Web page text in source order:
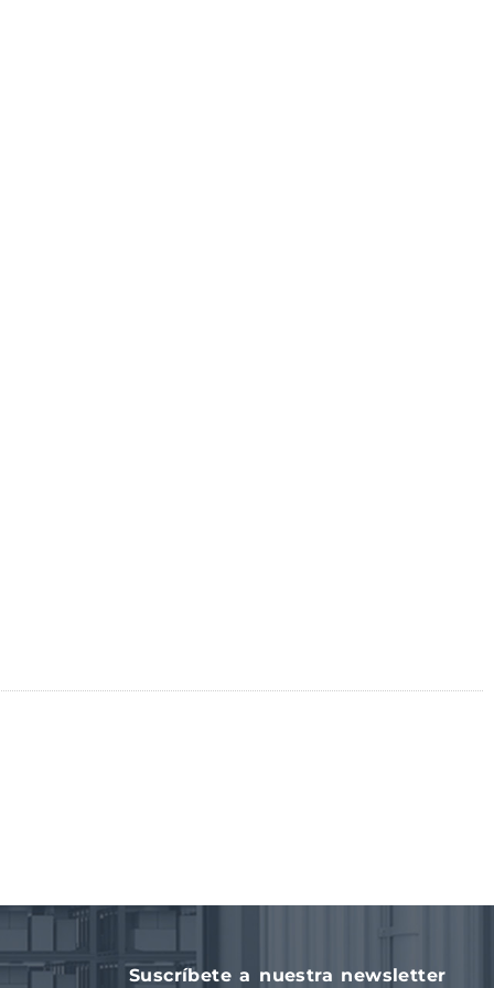
Suscríbete a nuestra newsletter